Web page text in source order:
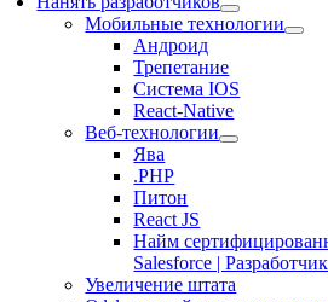
Мобильные технологии
Андроид
Трепетание
Система IOS
React-Native
Веб-технологии
Ява
.PHP
Питон
React JS
Найм
Salesforce |
Увеличение штата